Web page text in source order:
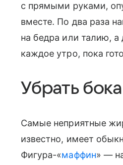
с прямыми руками,
вместе. По два раза
на бедра или талию,
каждое утро, пока
Убрать бока
Самые неприятные
известно, имеет
Фигура-«маффин» —